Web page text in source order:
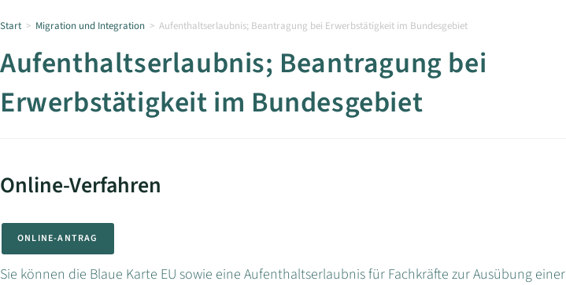
Start > Migration und Integration > Aufenthaltserlaubnis; Beantragung bei Erwerbstätigkeit im Bundesgebiet
Aufenthaltserlaubnis; Beantragung bei
Erwerbstätigkeit im Bundesgebiet
Online-Verfahren
ONLINE-ANTRAG
Sie können die Blaue Karte EU sowie eine Aufenthaltserlaubnis für Fachkräfte zur Ausübung einer